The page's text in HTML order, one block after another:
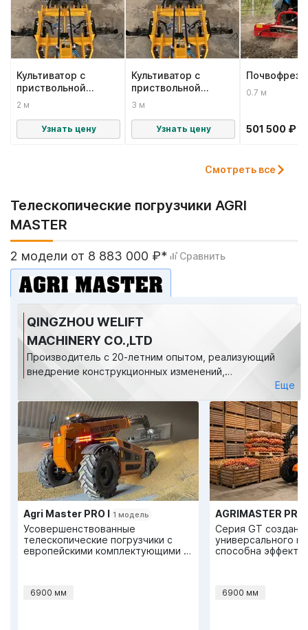
Культиватор с
приствольной
обработкой КНВ 2.5
2 м
Узнать цену
Культиватор с
приствольной
обработкой КНВ 3
3 м
Узнать цену
0.7 м
501 500 ₽*
Смотреть все
Телескопические погрузчики AGRI
MASTER
2 модели от 8 883 000 ₽* Сравнить
QINGZHOU WELIFT
MACHINERY CO.,LTD
Производитель с 20-летним опытом, реализующий
внедрение конструкционных изменений,
предлагаемых инженерами компании ЛБР для
улучшения качества и пользовательского опыта. В
основном завод производит и продает
телескопические погрузчики и структурные части
инженерной техники.
Еще
Agri Master PRO I 1 модель
Усовершенствованные
телескопические погрузчики с
европейскими комплектующими и
пользовательский опыт.
6900 мм
Серия GT создана
универсального
способна
6900 мм